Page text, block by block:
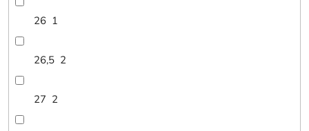
26 1
26,5 2
27 2